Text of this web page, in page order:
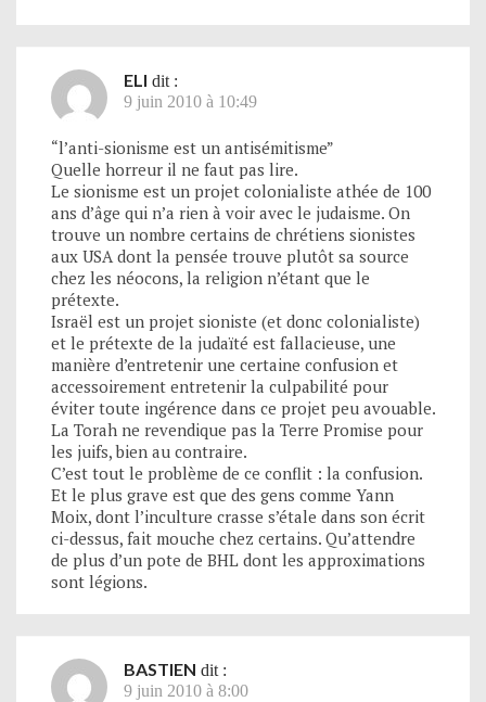
ELI dit :
9 juin 2010 à 10:49
“l’anti-sionisme est un antisémitisme”
Quelle horreur il ne faut pas lire.
Le sionisme est un projet colonialiste athée de 100
ans d’âge qui n’a rien à voir avec le judaisme. On
trouve un nombre certains de chrétiens sionistes
aux USA dont la pensée trouve plutôt sa source
chez les néocons, la religion n’étant que le
prétexte.
Israël est un projet sioniste (et donc colonialiste)
et le prétexte de la judaïté est fallacieuse, une
manière d’entretenir une certaine confusion et
accessoirement entretenir la culpabilité pour
éviter toute ingérence dans ce projet peu avouable.
La Torah ne revendique pas la Terre Promise pour
les juifs, bien au contraire.
C’est tout le problème de ce conflit : la confusion.
Et le plus grave est que des gens comme Yann
Moix, dont l’inculture crasse s’étale dans son écrit
ci-dessus, fait mouche chez certains. Qu’attendre
de plus d’un pote de BHL dont les approximations
sont légions.
BASTIEN dit :
9 juin 2010 à 8:00